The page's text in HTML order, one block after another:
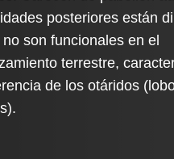
posteriores están
son funcionales en el
terrestre,
de los otáridos